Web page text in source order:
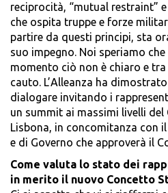
reciprocità, “mutual restraint”
che ospita truppe e forze
partire da questi principi, sta
suo impegno. Noi speriamo
momento ciò non è chiaro e tra
cauto. L’Alleanza ha
dialogare invitando i
un summit ai massimi livelli del
Lisbona, in concomitanza con
e di Governo che approverà il
Come valuta lo stato dei
in merito il nuovo Concetto